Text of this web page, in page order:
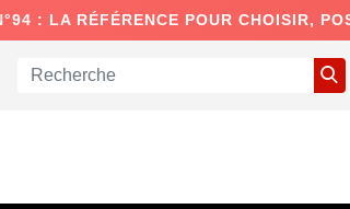
: LA RÉFÉRENCE POUR CHOISIR,